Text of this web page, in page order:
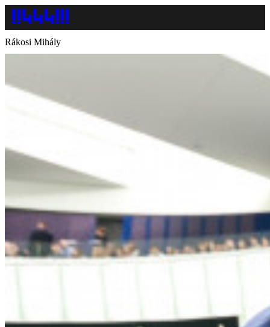
Rákosi Mihály